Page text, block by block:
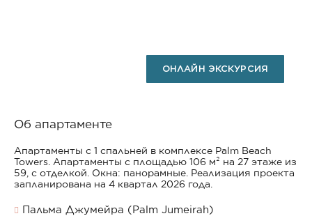
ОНЛАЙН ЭКСКУРСИЯ
Об апартаменте
Апартаменты с 1 спальней в комплексе Palm Beach
Towers. Апартаменты с площадью 106 м² на 27 этаже из
59, с отделкой. Окна: панорамные. Реализация проекта
запланирована на 4 квартал 2026 года.
Пальма Джумейра (Palm Jumeirah)